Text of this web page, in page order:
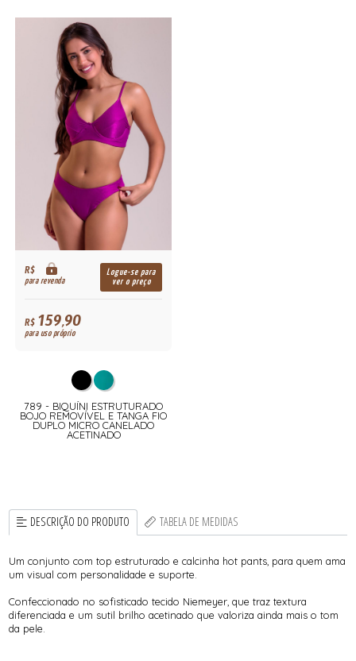
R$
para revenda
Logue-se para
ver o preço
R$159,90
para uso próprio
789 - BIQUÍNI ESTRUTURADO
BOJO REMOVÍVEL E TANGA FIO
DUPLO MICRO CANELADO
ACETINADO
DESCRIÇÃO DO PRODUTO TABELA DE MEDIDAS
Um conjunto com top estruturado e calcinha hot pants, para quem ama
um visual com personalidade e suporte.
Confeccionado no sofisticado tecido Niemeyer, que traz textura
diferenciada e um sutil brilho acetinado que valoriza ainda mais o tom
da pele.